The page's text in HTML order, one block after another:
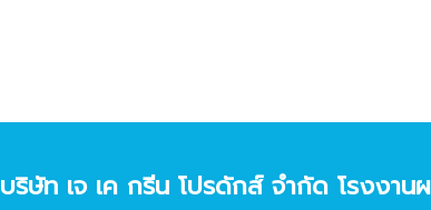
บริษัท เจ เค กรีน โปรดักส์ จํากัด โรงงา